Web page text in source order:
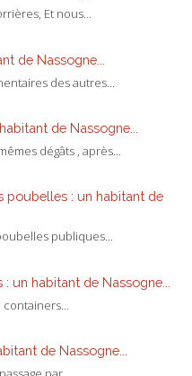
Et nous...
de Nassogne...
des autres...
de Nassogne...
dégâts , après...
poubelles : un habitant de
publiques...
un habitant de Nassogne...
de Nassogne...